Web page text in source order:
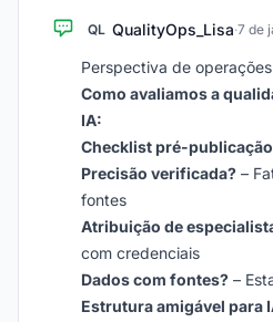
QL QualityOps_Lisa·7 de
Perspectiva de
Como avaliamos a
IA:
Checklist pré-
Precisão verificada? –
fontes
Atribuição de
com credenciais
Dados com fontes? –
Estrutura amigável para